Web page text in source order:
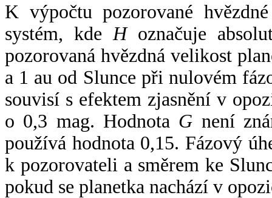
K výpočtu pozorované
systém, kde Hoznačuje
pozorovaná hvězdná velikost
a 1 au od Slunce při nulovém
souvisí s efektem zjasnění v
o 0,3 mag. Hodnota G není
používá hodnota 0,15. Fázový
k pozorovateli a směrem ke
pokud se planetka nachází v